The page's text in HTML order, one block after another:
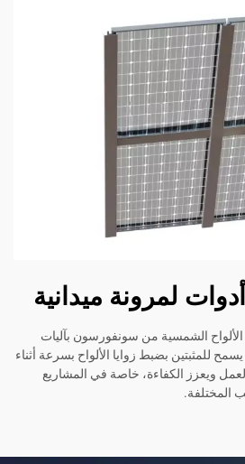
ميدانية
من سونفورسون بآليات
بضبط زوايا الألواح بسرعة أثناء
خاصة في المشاريع